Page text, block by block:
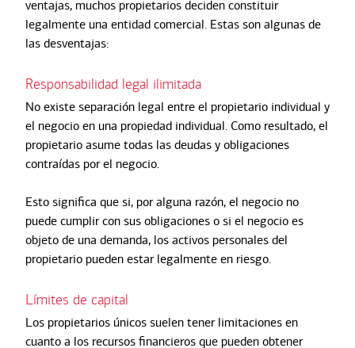
ventajas, muchos propietarios deciden constituir
legalmente una entidad comercial. Estas son algunas de
las desventajas:
Responsabilidad legal ilimitada
No existe separación legal entre el propietario individual y
el negocio en una propiedad individual. Como resultado, el
propietario asume todas las deudas y obligaciones
contraídas por el negocio.
Esto significa que si, por alguna razón, el negocio no
puede cumplir con sus obligaciones o si el negocio es
objeto de una demanda, los activos personales del
propietario pueden estar legalmente en riesgo.
Límites de capital
Los propietarios únicos suelen tener limitaciones en
cuanto a los recursos financieros que pueden obtener